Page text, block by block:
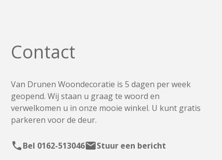
Contact
Van Drunen Woondecoratie is 5 dagen per week
geopend. Wij staan u graag te woord en
verwelkomen u in onze mooie winkel. U kunt gratis
parkeren voor de deur.
Bel 0162-513046 Stuur een bericht